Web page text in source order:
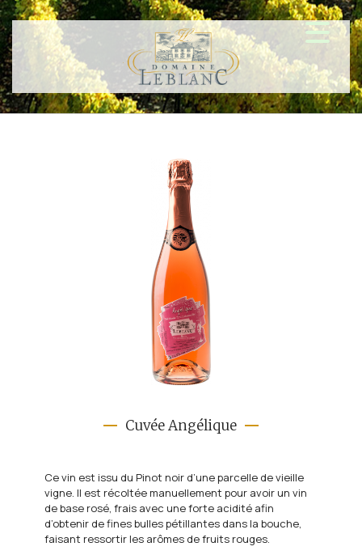
Menu
Accueil
Domaine Leblanc
Les Gaultiers - 18220 Aubinges
domaineleblanc@gmail.com
Cuvée Angélique
Ce vin est issu du Pinot noir d’une parcelle de vieille
vigne. Il est récoltée manuellement pour avoir un vin
de base rosé, frais avec une forte acidité afin
d’obtenir de fines bulles pétillantes dans la bouche,
faisant ressortir les arômes de fruits rouges.